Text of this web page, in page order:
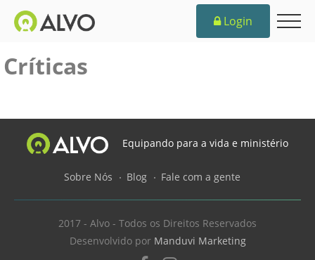
Login
Críticas
Equipando para a vida e ministério
Sobre Nós Blog Fale com a gente
2017 - Alvo - Todos os Direitos Reservados
Desenvolvido por Manduvi Marketing